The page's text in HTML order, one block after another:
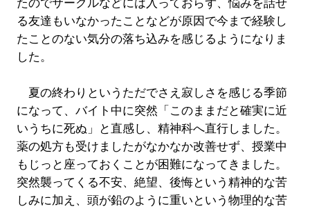
たのでサークルなどには入っておらず、悩みを話せ
る友達もいなかったことなどが原因で今まで経験し
たことのない気分の落ち込みを感じるようになりま
した。
夏の終わりというただでさえ寂しさを感じる季節
になって、バイト中に突然「このままだと確実に近
いうちに死ぬ」と直感し、精神科へ直行しました。
薬の処方も受けましたがなかなか改善せず、授業中
もじっと座っておくことが困難になってきました。
突然襲ってくる不安、絶望、後悔という精神的な苦
しみに加え、頭が鉛のように重いという物理的な苦